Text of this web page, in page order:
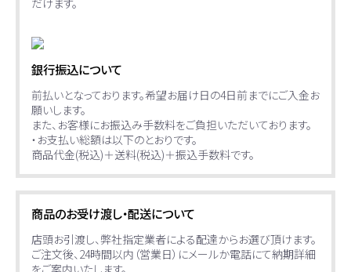
だけます。
銀行振込について
前払いとなっております。希望お届け日の4日前までにご入金お
願いします。
また、お客様にお振込み手数料をご負担いただいております。
・お支払い総額は以下のとおりです。
商品代金(税込)＋送料(税込)＋振込手数料です。
商品のお受け渡し・配送について
店頭お引渡し、弊社指定業者による配達からお選び頂けます。
ご注文後、24時間以内（営業日）にメールか電話にて納期詳細